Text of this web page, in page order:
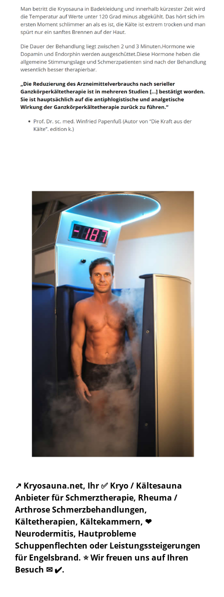
↗️ Kryosauna.net, Ihr ✅ Kryo / Kältesauna
Anbieter für Schmerztherapie, Rheuma /
Arthrose Schmerzbehandlungen,
Kältetherapien, Kältekammern, ❤
Neurodermitis, Hautprobleme
Schuppenflechten oder Leistungssteigerungen
für Engelsbrand. ⭐ Wir freuen uns auf Ihren
Besuch ✉ ✔️.